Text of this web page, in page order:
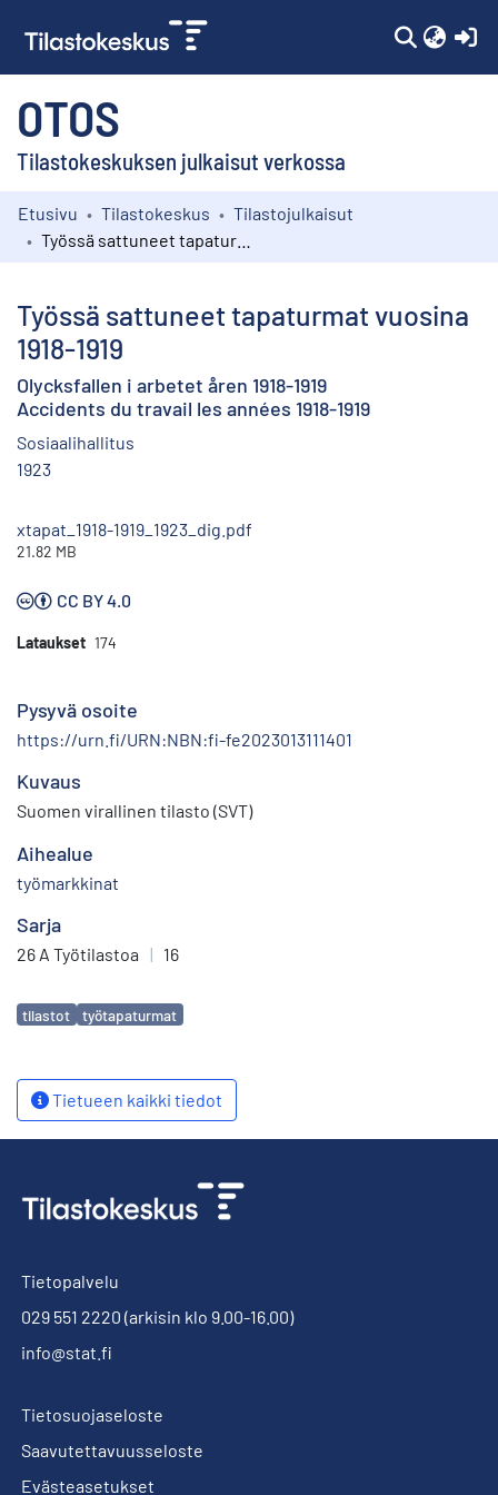
OTOS
Tilastokeskuksen julkaisut verkossa
Kokoelmat
Etusivu Tilastokeskus
Tilastojulkaisut
Työssä sattuneet tapaturmat vuosina
1918-1919
Olycksfallen i arbetet åren 1918-1919
Accidents du travail les années 1918-1919
Sosiaalihallitus
1923
xtapat_1918-1919_1923_dig.pdf
21.82 MB
CC BY 4.0
Lataukset 174
Pysyvä osoite
https://urn.fi/URN:NBN:fi-fe2023013111401
Kuvaus
Suomen virallinen tilasto (SVT)
Aihealue
työmarkkinat
Sarja
26 A Työtilastoa | 16
Avainsanat
tilastot työtapaturmat
Tietueen kaikki tiedot
Tietopalvelu
029 551 2220 (arkisin klo 9.00-16.00)
info@stat.fi
Tietosuojaseloste
Saavutettavuusseloste
Evästeasetukset